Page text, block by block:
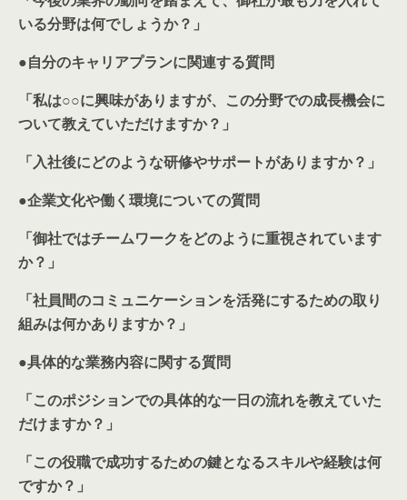
いる分野は何でしょうか？」
●自分のキャリアプランに関連する質問
「私は○○に興味がありますが、この分野での成長機会に
ついて教えていただけますか？」
「入社後にどのような研修やサポートがありますか？」
●企業文化や働く環境についての質問
「御社ではチームワークをどのように重視されています
か？」
「社員間のコミュニケーションを活発にするための取り
組みは何かありますか？」
●具体的な業務内容に関する質問
「このポジションでの具体的な一日の流れを教えていた
だけますか？」
「この役職で成功するための鍵となるスキルや経験は何
ですか？」